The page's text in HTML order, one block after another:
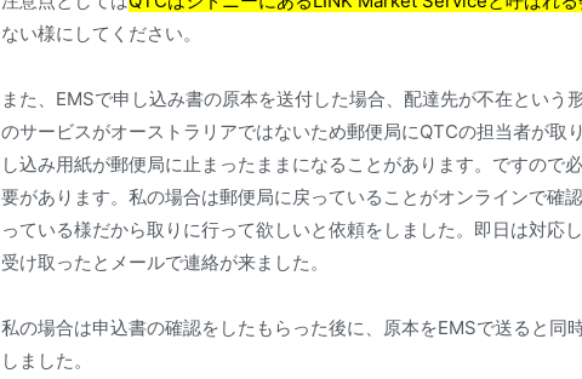
ない様にしてください。
また、EMSで申し込み書の原本を送付した場合、配達先が不在という
のサービスがオーストラリアではないため郵便局にQTCの担当者が取
し込み用紙が郵便局に止まったままになることがあります。ですので
要があります。私の場合は郵便局に戻っていることがオンラインで確
っている様だから取りに行って欲しいと依頼をしました。即日は対応
受け取ったとメールで連絡が来ました。
私の場合は申込書の確認をしたもらった後に、原本をEMSで送ると同
しました。